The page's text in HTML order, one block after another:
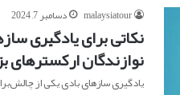
malaysiatour دسامبر 7, 2024
نکاتی برای یادگیری
نوازندگان ارکسترهای
یادگیری سازهای بادی یکی از